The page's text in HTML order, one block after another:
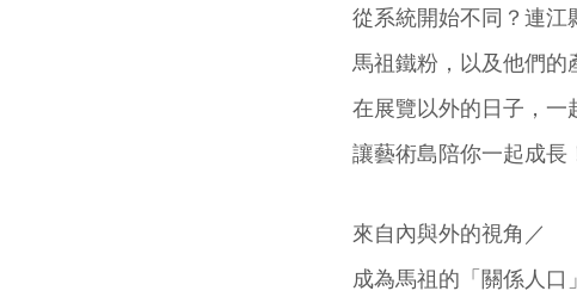
從系統開始不同？連江
馬祖鐵粉，以及他們的
在展覽以外的日子，一
讓藝術島陪你一起成長
來自內與外的視角／
成為馬祖的「關係人口